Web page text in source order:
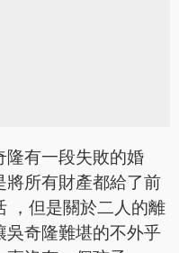
隆有一段失敗的婚
將所有財產都給了前
，但是關於二人的離
吳奇隆難堪的不外乎